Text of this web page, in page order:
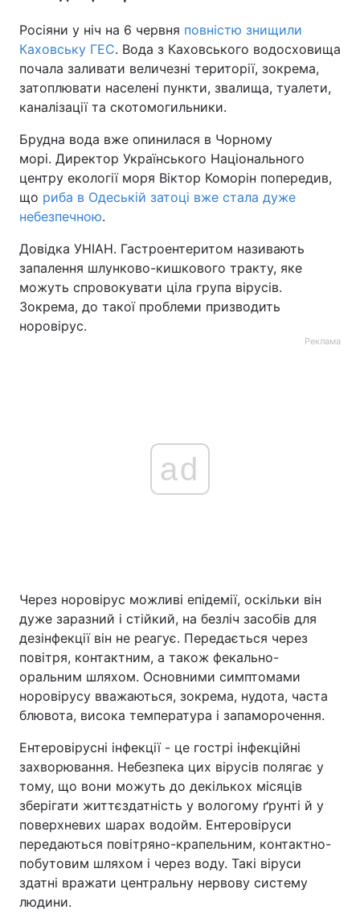
Росіяни у ніч на 6 червня повністю знищили
Каховську ГЕС. Вода з Каховського водосховища
почала заливати величезні території, зокрема,
затоплювати населені пункти, звалища, туалети,
каналізації та скотомогильники.
Брудна вода вже опинилася в Чорному
морі. Директор Українського Національного
центру екології моря Віктор Коморін попередив,
що риба в Одеській затоці вже стала дуже
небезпечною.
Довідка УНІАН. Гастроентеритом називають
запалення шлунково-кишкового тракту, яке
можуть спровокувати ціла група вірусів.
Зокрема, до такої проблеми призводить
норовірус.
Реклама
ad
Через норовірус можливі епідемії, оскільки він
дуже заразний і стійкий, на безліч засобів для
дезінфекції він не реагує. Передається через
повітря, контактним, а також фекально-
оральним шляхом. Основними симптомами
норовірусу вважаються, зокрема, нудота, часта
блювота, висока температура і запаморочення.
Ентеровірусні інфекції - це гострі інфекційні
захворювання. Небезпека цих вірусів полягає у
тому, що вони можуть до декількох місяців
зберігати життєздатність у вологому ґрунті й у
поверхневих шарах водойм. Ентеровіруси
передаються повітряно-крапельним, контактно-
побутовим шляхом і через воду. Такі віруси
здатні вражати центральну нервову систему
людини.